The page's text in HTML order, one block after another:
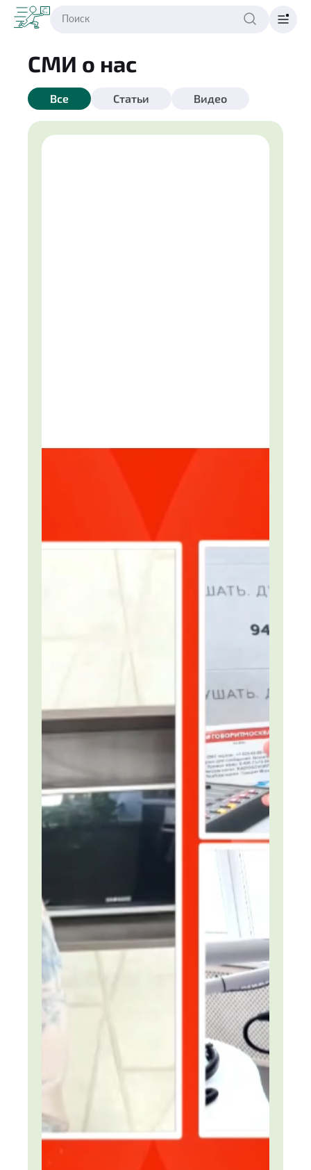
СМИ о нас
Все Статьи Видео